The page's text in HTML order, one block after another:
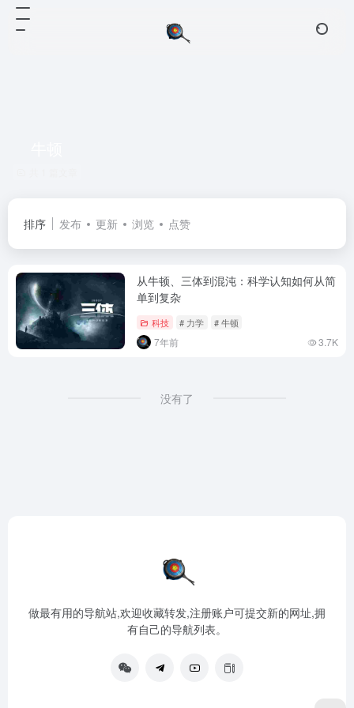
排序 发布 更新 浏览 点赞
从牛顿、三体到混沌：科学认知如何从简
单到复杂
科技 # 力学 # 牛顿
7年前 3.7K
没有了
做最有用的导航站,欢迎收藏转发,注册账户可提交新的网址,拥
有自己的导航列表。